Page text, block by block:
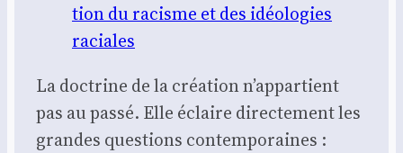
tion du racisme et des idéo­lo­gies
raciales
La doc­trine de la créa­tion n’appartient
pas au pas­sé. Elle éclaire direc­te­ment les
grandes ques­tions contem­po­raines :